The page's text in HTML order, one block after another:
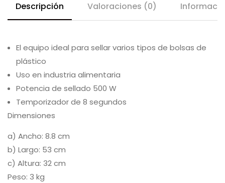
Descripción Valoraciones (0)
El equipo ideal para sellar varios tipos de bolsas de
plástico
Uso en industria alimentaria
Potencia de sellado 500 W
Temporizador de 8 segundos
Dimensiones
a) Ancho: 8.8 cm
b) Largo: 53 cm
c) Altura: 32 cm
Peso: 3 kg